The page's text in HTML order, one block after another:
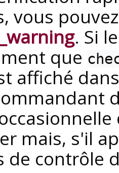
vous
. Si
que
affiché
mais, s'il
de contrôle